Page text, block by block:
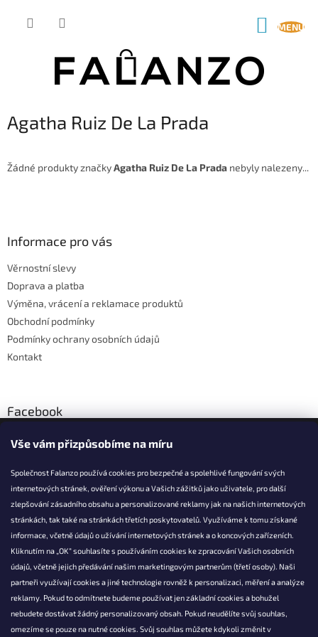
Vše vám přizpůsobíme na míru
Společnost Falanzo používá cookies pro bezpečné a spolehlivé fungování svých
internetových stránek, ověření výkonu a Vašich zážitků jako uživatele, pro další
zlepšování zásadního obsahu a personalizované reklamy jak na našich internetových
stránkách, tak také na stránkách třetích poskytovatelů. Využíváme k tomu získané
informace, včetně údajů o užívání internetových stránek a o koncových zařízeních.
Kliknutím na „OK“ souhlasíte s používáním cookies ke zpracování Vašich osobních
údajů, včetně jejich předávání našim marketingovým partnerům (třetí osoby). Naši
partneři využívají cookies a jiné technologie rovněž k personalizaci, měření a analýze
reklamy. Pokud to odmítnete budeme používat jen základní cookies a bohužel
nebudete dostávat žádný personalizovaný obsah. Pokud neudělíte svůj souhlas,
omezíme se pouze na nutné cookies. Svůj souhlas můžete kdykoli změnit v
Agatha Ruiz De La Prada
Žádné produkty značkyAgatha Ruiz De La Prada nebyly nalezeny...
Informace pro vás
Věrnostní slevy
Doprava a platba
Výměna, vrácení a reklamace produktů
Obchodní podmínky
Podmínky ochrany osobních údajů
Kontakt
Facebook
KONTAKT
info@falanzo.cz
Falanzo.cz
FalanzoCZ